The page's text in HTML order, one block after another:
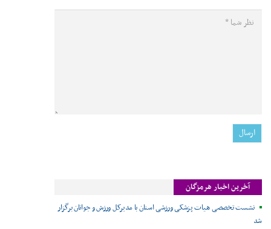
آخرین اخبار هرمزگان
نشست تخصصی هیات پزشکی ورزشی استان با مدیرکل ورزش و جوانان برگزار
شد